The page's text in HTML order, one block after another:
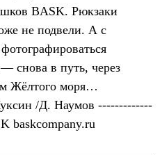
BASK. Рюкзаки
не подвели. А с
снова в путь, через
Жёлтого моря…
/Д. Наумов -------------
baskcompany.ru